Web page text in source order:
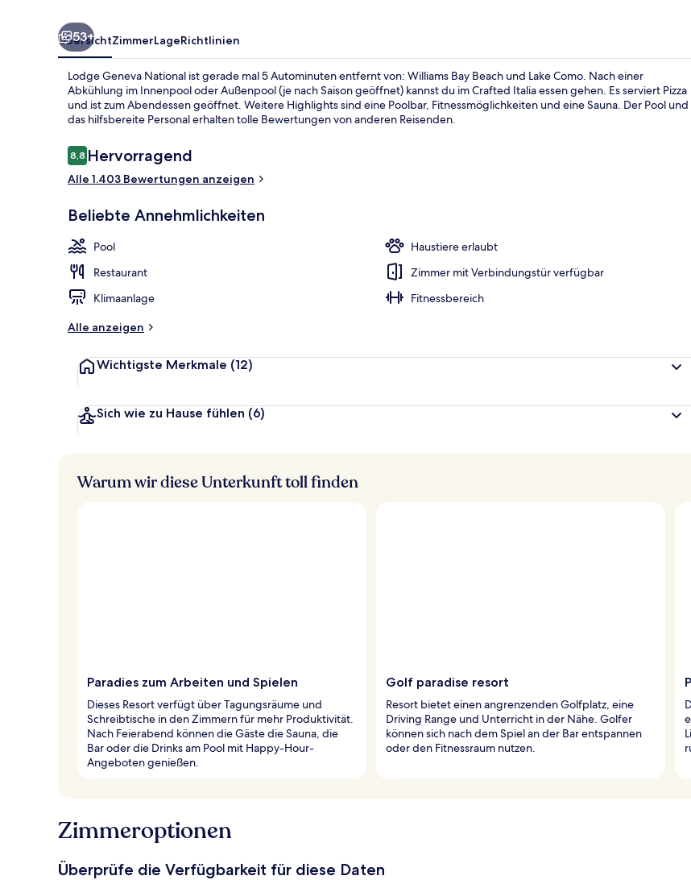
53+
ÜbersichtZimmerLageRichtlinien
Lodge Geneva National ist gerade mal 5 Autominuten entfernt von: Williams Bay Beach und Lake Como. Nach einer
Abkühlung im Innenpool oder Außenpool (je nach Saison geöffnet) kannst du im Crafted Italia essen gehen. Es serviert Pizza
und ist zum Abendessen geöffnet. Weitere Highlights sind eine Poolbar, Fitnessmöglichkeiten und eine Sauna. Der Pool und
das hilfsbereite Personal erhalten tolle Bewertungen von anderen Reisenden.
Bewertungen
8,88,8 von 10.
Hervorragend
Alle 1.403 Bewertungen anzeigen
Beliebte Annehmlichkeiten
Pool
Haustiere erlaubt
Restaurant
Zimmer mit Verbindungstür verfügbar
Klimaanlage
Fitnessbereich
Alle anzeigen
Wichtigste Merkmale (12)
Sich wie zu Hause fühlen (6)
Warum wir diese Unterkunft toll finden
Paradies zum Arbeiten und Spielen
Dieses Resort verfügt über Tagungsräume und
Schreibtische in den Zimmern für mehr Produktivität.
Nach Feierabend können die Gäste die Sauna, die
Bar oder die Drinks am Pool mit Happy-Hour-
Angeboten genießen.
Golf paradise resort
Resort bietet einen angrenzenden Golfplatz, eine
Driving Range und Unterricht in der Nähe. Golfer
können sich nach dem Spiel an der Bar entspannen
oder den Fitnessraum nutzen.
Zimmeroptionen
Überprüfe die Verfügbarkeit für diese Daten